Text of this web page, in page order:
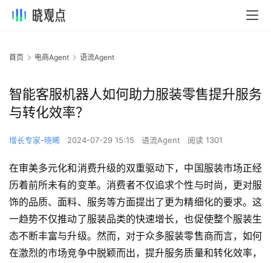
首页 电商Agent 语流Agent
智能客服机器人如何助力服装零售提升服务
与转化效率？
增长专家-晓晞 2024-07-29 15:15 语流Agent 阅读 1301
在审美多元化和消费升级的双重驱动下，中国服装市场正经
历着前所未有的变革。消费者不仅追求个性与时尚，更对服
饰的品质、面料、服务等方面提出了更为精细化的要求。这
一趋势不仅推动了服装品类的快速增长，也促使整个服装生
态不断丰富与升级。然而，对于众多服装零售商而言，如何
在激烈的市场竞争中脱颖而出，提升服务质量和转化效率，